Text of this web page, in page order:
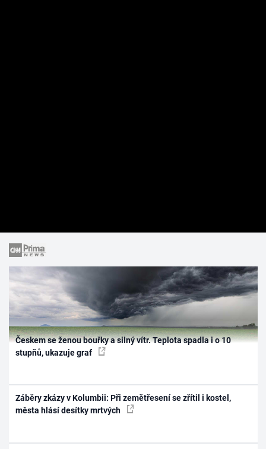
Českem se ženou bouřky a silný vítr. Teplota spadla i o 10
stupňů, ukazuje graf
Záběry zkázy v Kolumbii: Při zemětřesení se zřítil i kostel,
města hlásí desítky mrtvých